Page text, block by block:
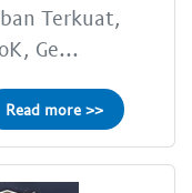
Terkuat,
Ge...
Read more >>